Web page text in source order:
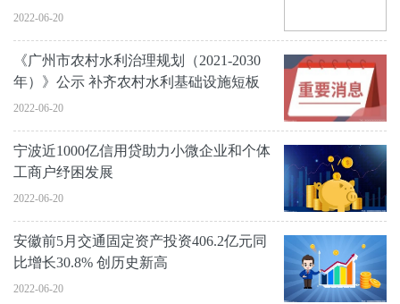
2022-06-20
《广州市农村水利治理规划（2021-2030
年）》公示 补齐农村水利基础设施短板
2022-06-20
宁波近1000亿信用贷助力小微企业和个体
工商户纾困发展
2022-06-20
安徽前5月交通固定资产投资406.2亿元同
比增长30.8% 创历史新高
2022-06-20